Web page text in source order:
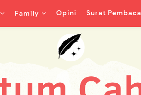
Family Opini Surat Pembaca